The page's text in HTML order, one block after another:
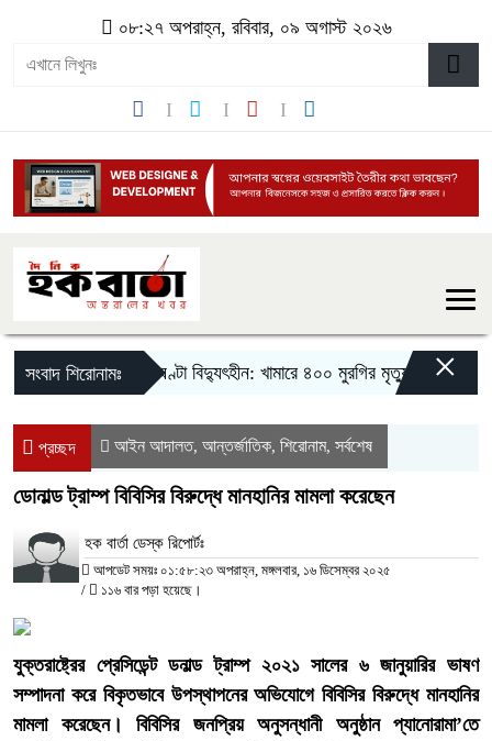
০৮:২৭ অপরাহ্ন, রবিবার, ০৯ অগাস্ট ২০২৬
সংবাদ শিরোনামঃদীর্ঘ ৮ ঘণ্টা বিদ্যুৎহীন: খামারে ৪০০ মুরগির মৃত্যু ‎সিলেট-
×
প্রচ্ছদ আইন আদালত, আন্তর্জাতিক, শিরোনাম, সর্বশেষ
ডোনাল্ড ট্রাম্প বিবিসির বিরুদ্ধে মানহানির মামলা করেছেন
হক বার্তা ডেস্ক রিপোর্টঃ
আপডেট সময়ঃ ০১:৫৮:২৩ অপরাহ্ন, মঙ্গলবার, ১৬ ডিসেম্বর ২০২৫
/
১১৬ বার পড়া হয়েছে।
‎যুক্তরাষ্ট্রের প্রেসিডেন্ট ডনাল্ড ট্রাম্প ২০২১ সালের ৬ জানুয়ারির ভাষণ
সম্পাদনা করে বিকৃতভাবে উপস্থাপনের অভিযোগে বিবিসির বিরুদ্ধে মানহানির
মামলা করেছেন।
বিবিসির জনপ্রিয় অনুসন্ধানী অনুষ্ঠান প্যানোরামা’তে